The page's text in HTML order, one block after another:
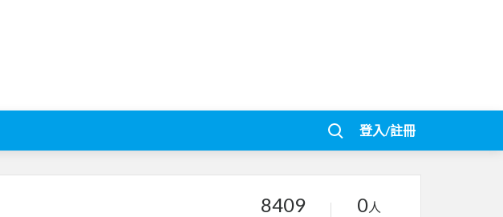
登入/註冊
8409 0人